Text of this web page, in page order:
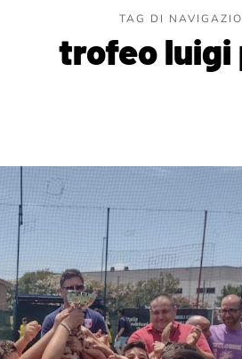
TAG DI
trofeo luigi